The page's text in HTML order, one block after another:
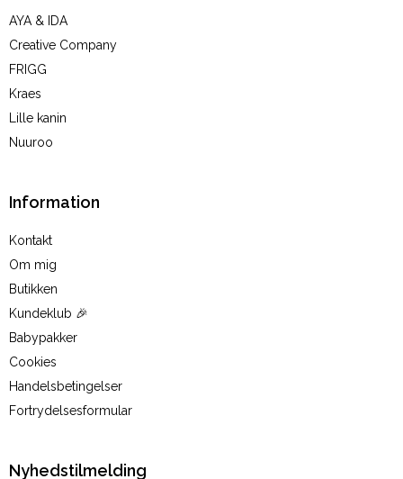
AYA & IDA
Creative Company
FRIGG
Kraes
Lille kanin
Nuuroo
Information
Kontakt
Om mig
Butikken
Kundeklub 🎉
Babypakker
Cookies
Handelsbetingelser
Fortrydelsesformular
Nyhedstilmelding